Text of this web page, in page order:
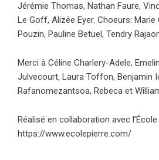
Jérémie Thomas, Nathan Faure,
Le Goff, Alizée Eyer. Choeurs: Marie
Pouzin, Pauline Betuel, Tendry
Merci à Céline Charlery-Adele,
Julvecourt, Laura Toffon, Benjamin
Rafanomezantsoa, Rebeca et
Réalisé en collaboration avec l’École
https://www.ecolepierre.com/